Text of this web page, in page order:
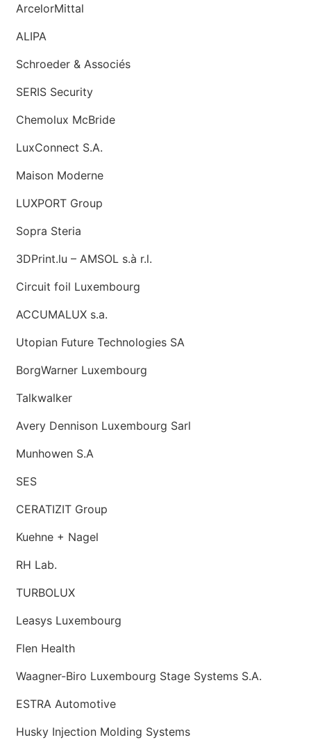
ArcelorMittal
ALIPA
Schroeder & Associés
SERIS Security
Chemolux McBride
LuxConnect S.A.
Maison Moderne
LUXPORT Group
Sopra Steria
3DPrint.lu – AMSOL s.à r.l.
Circuit foil Luxembourg
ACCUMALUX s.a.
Utopian Future Technologies SA
BorgWarner Luxembourg
Talkwalker
Avery Dennison Luxembourg Sarl
Munhowen S.A
SES
CERATIZIT Group
Kuehne + Nagel
RH Lab.
TURBOLUX
Leasys Luxembourg
Flen Health
Waagner-Biro Luxembourg Stage Systems S.A.
ESTRA Automotive
Husky Injection Molding Systems